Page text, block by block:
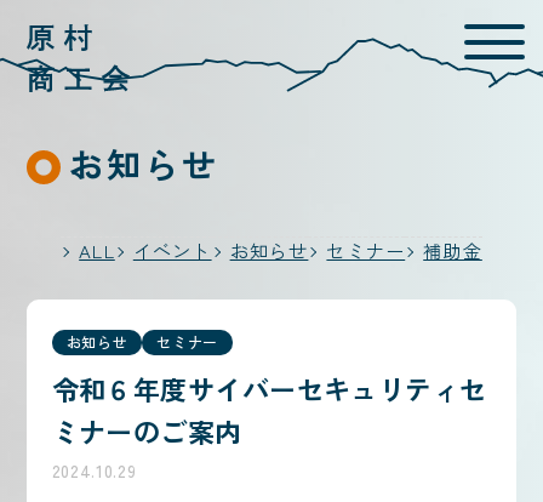
お知らせ
ALL イベント お知らせ セミナー 補助金
お知らせ セミナー
令和６年度サイバーセキュリティセ
ミナーのご案内
2024.10.29